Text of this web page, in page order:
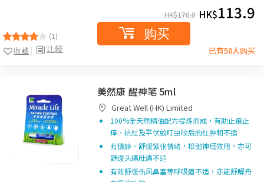
(1)
比较
收藏
HK$170.0 HK$113.9
购买
已有50人购买
美然康 醒神笔 5ml
Great Well (HK) Limited
100%全天然精油配方提炼而成，有助止痕止
痒、抗红及平伏蚊叮虫咬后的红肿和不适
有镇静、舒缓紧张情绪，松弛神经效用，亦可
舒缓头痛肚痛不适
有效舒缓伤风鼻塞等呼吸道不适，亦能舒解舟